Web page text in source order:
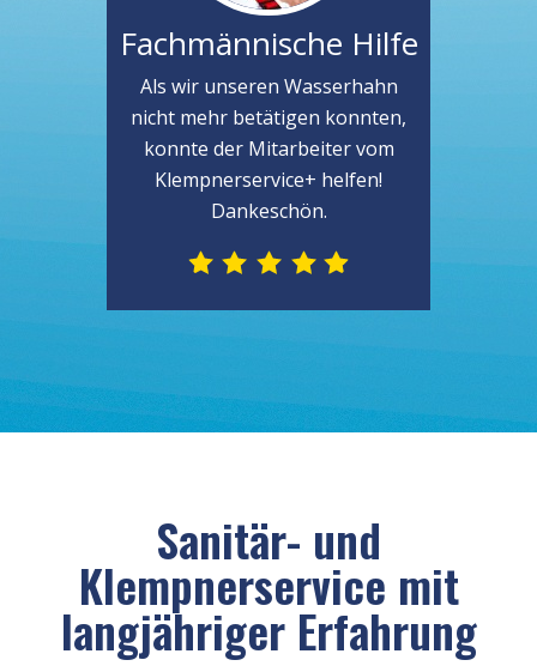
Fachmännische Hilfe
Als wir unseren Wasserhahn
nicht mehr betätigen konnten,
konnte der Mitarbeiter vom
Klempnerservice+ helfen!
Dankeschön.
Sanitär- und
Klempnerservice mit
langjähriger Erfahrung